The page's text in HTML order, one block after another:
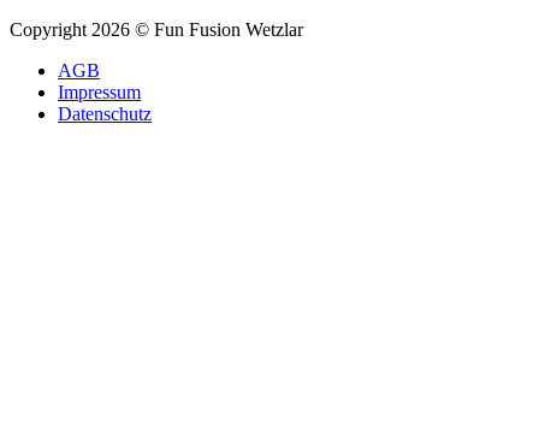
Copyright 2026 © Fun Fusion Wetzlar
AGB
Impressum
Datenschutz